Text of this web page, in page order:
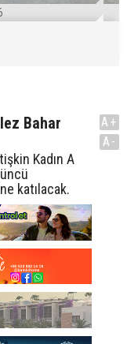
Bahar
Kadın A
katılacak.
A+
A-